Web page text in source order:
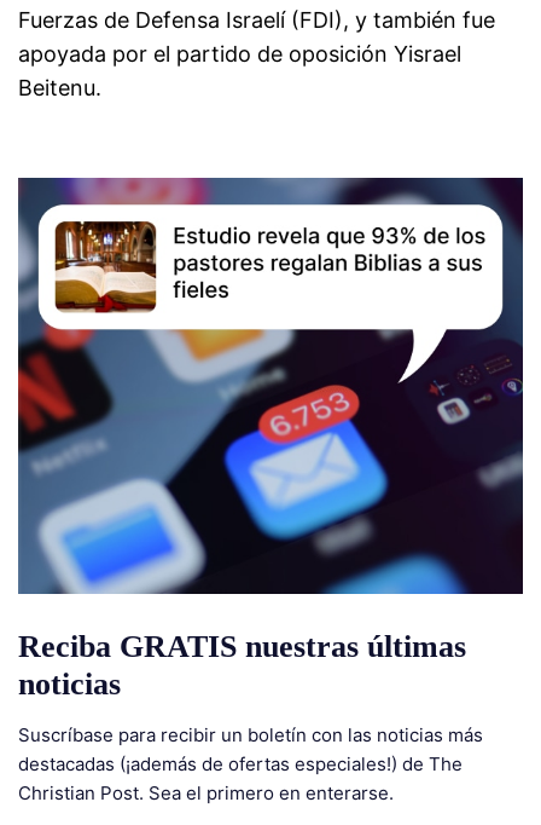
Fuerzas de Defensa Israelí (FDI), y también fue
apoyada por el partido de oposición Yisrael
Beitenu.
Reciba GRATIS nuestras últimas
noticias
Suscríbase para recibir un boletín con las noticias más
destacadas (¡además de ofertas especiales!) de The
Christian Post. Sea el primero en enterarse.